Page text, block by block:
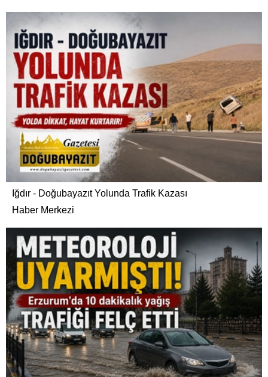
Iğdır - Doğubayazıt Yolunda Trafik Kazası
Haber Merkezi